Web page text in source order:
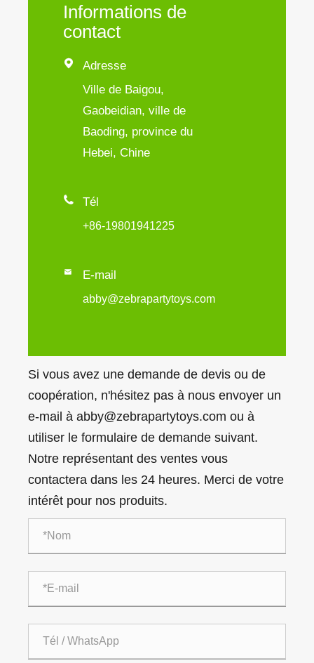
Informations de
contact

Adresse
Ville de Baigou,
Gaobeidian, ville de
Baoding, province du
Hebei, Chine
 Tél
+86-19801941225
 E-mail
abby@zebrapartytoys.com
Si vous avez une demande de devis ou de
coopération, n'hésitez pas à nous envoyer un
e-mail à abby@zebrapartytoys.com ou à
utiliser le formulaire de demande suivant.
Notre représentant des ventes vous
contactera dans les 24 heures. Merci de votre
intérêt pour nos produits.